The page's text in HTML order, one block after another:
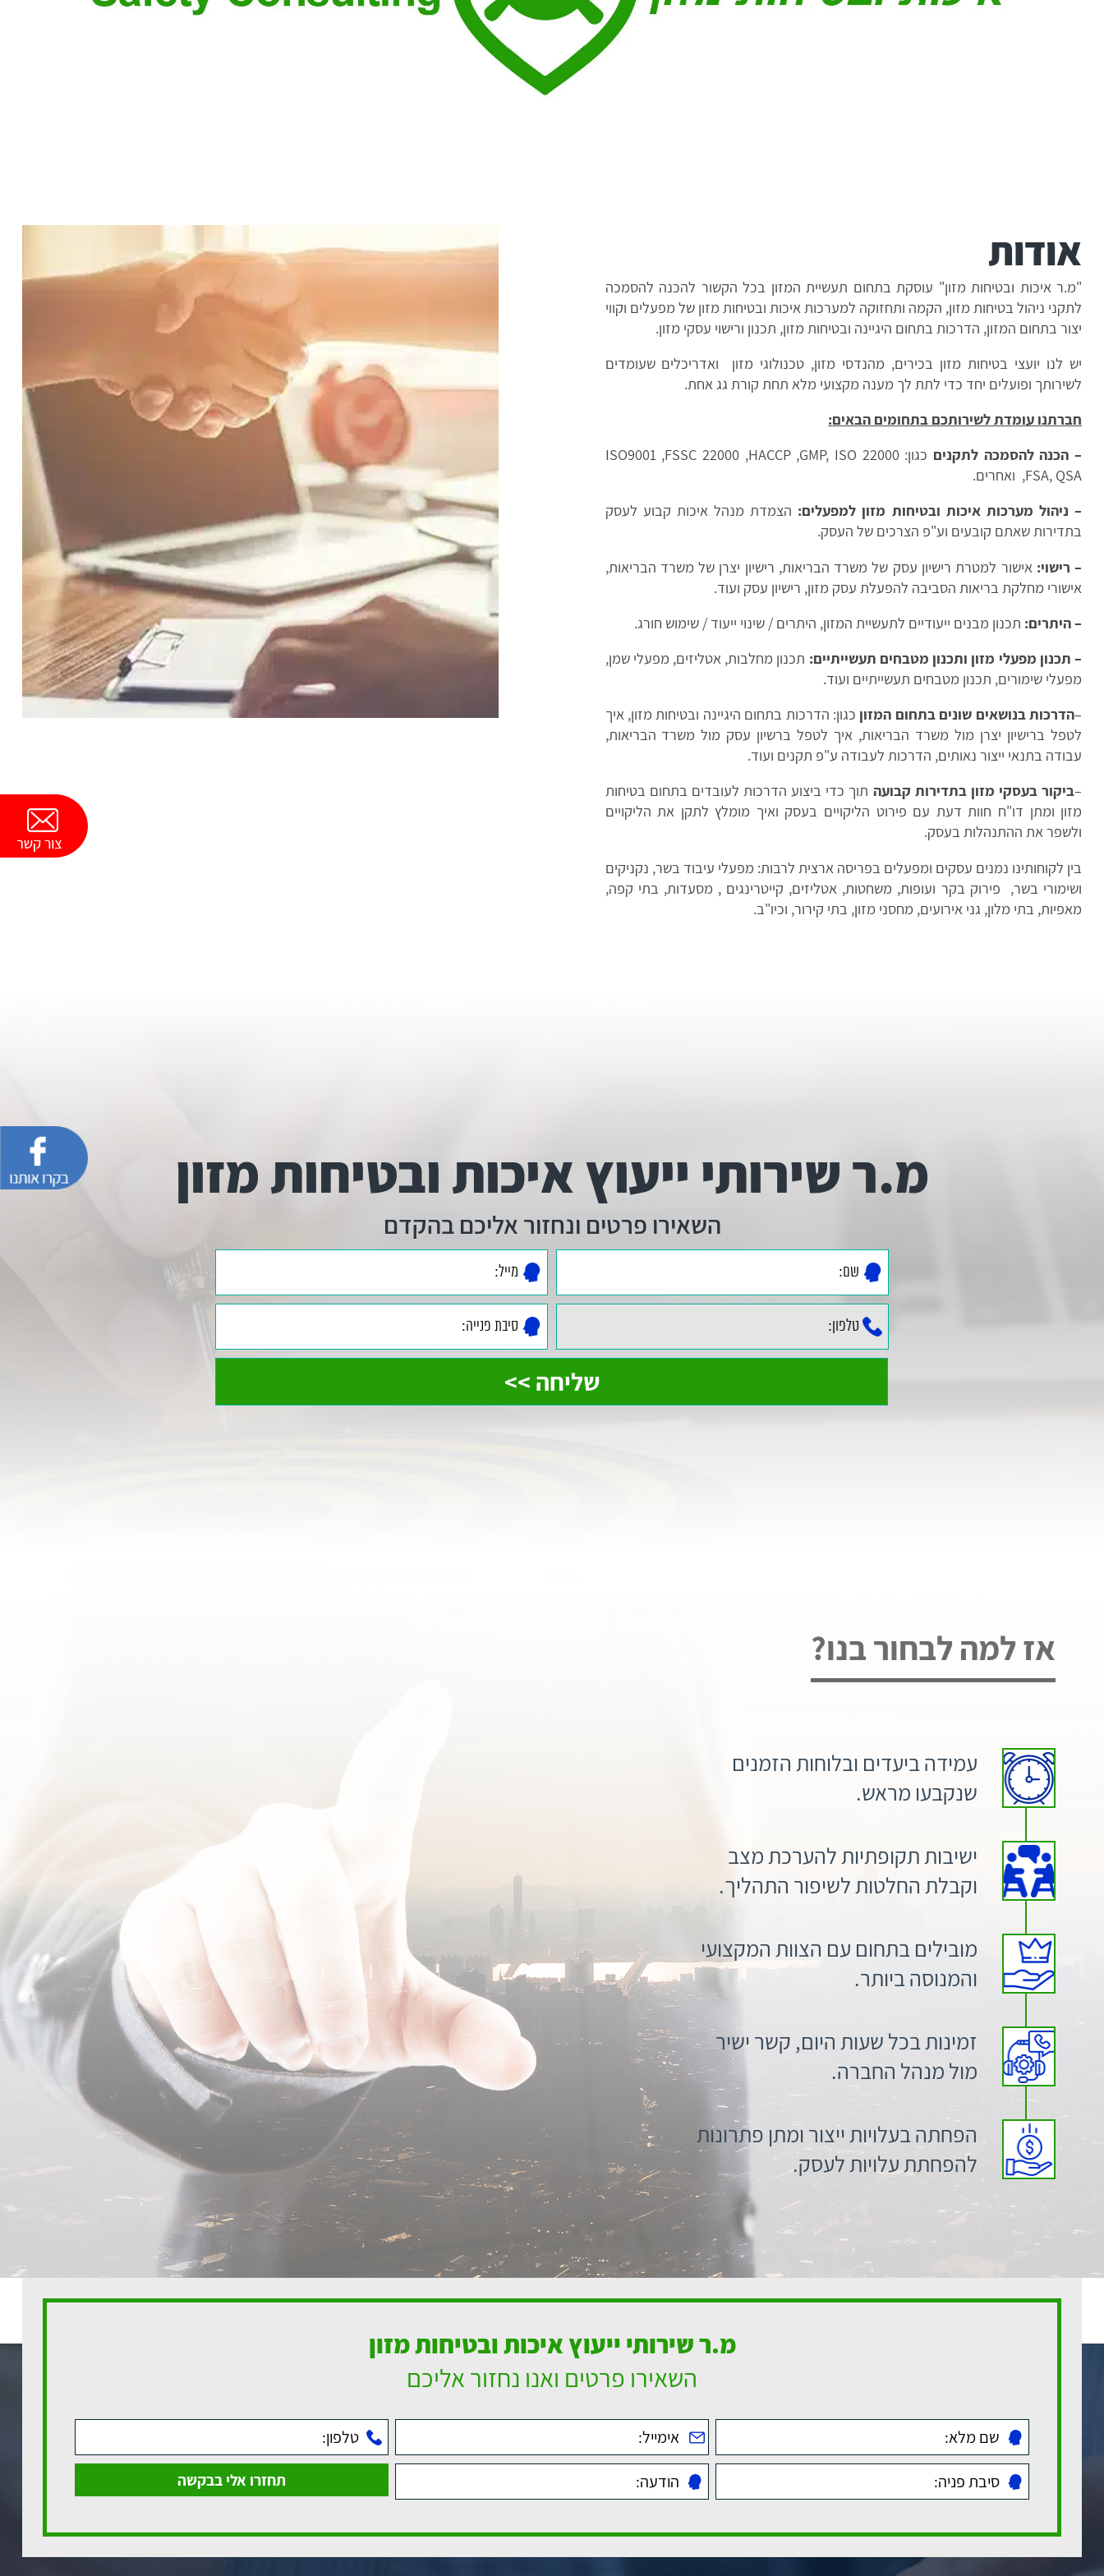
אודות
"מ.ר איכות ובטיחות מזון" עוסקת בתחום תעשיית המזון בכל הקשור להכנה להסמכה
לתקני ניהול בטיחות מזון, הקמה ותחזוקה למערכות איכות ובטיחות מזון של מפעלים וקווי
יצור בתחום המזון, הדרכות בתחום היגיינה ובטיחות מזון, תכנון ורישוי עסקי מזון.
יש לנו יועצי בטיחות מזון בכירים, מהנדסי מזון, טכנולוגי מזון ואדריכלים שעומדים
לשירותך ופועלים יחד כדי לתת לך מענה מקצועי מלא תחת קורת גג אחת.
חברתנו עומדת לשירותכם בתחומים הבאים:
– הכנה להסמכה לתקנים
כגון: ISO9001 ,FSSC 22000 ,HACCP ,GMP, ISO 22000
,FSA, QSA ואחרים.
– ניהול מערכות איכות ובטיחות מזון למפעלים: הצמדת מנהל איכות קבוע לעסק
בתדירות שאתם קובעים וע"פ הצרכים של העסק.
– רישוי: אישור למטרת רישיון עסק של משרד הבריאות, רישיון יצרן של משרד הבריאות,
אישורי מחלקת בריאות הסביבה להפעלת עסק מזון, רישיון עסק ועוד.
– היתרים: תכנון מבנים ייעודיים לתעשיית המזון, היתרים / שינוי ייעוד / שימוש חורג.
– תכנון מפעלי מזון ותכנון מטבחים תעשייתיים: תכנון מחלבות, אטליזים, מפעלי שמן,
מפעלי שימורים, תכנון מטבחים תעשייתיים ועוד.
–הדרכות בנושאים שונים בתחום המזון כגון: הדרכות בתחום היגיינה ובטיחות מזון, איך
לטפל ברישיון יצרן מול משרד הבריאות, איך לטפל ברשיון עסק מול משרד הבריאות,
עבודה בתנאי ייצור נאותים, הדרכות לעבודה ע"פ תקנים ועוד.
–ביקור בעסקי מזון בתדירות קבועה תוך כדי ביצוע הדרכות לעובדים בתחום בטיחות
מזון ומתן דו"ח חוות דעת עם פירוט הליקויים בעסק ואיך מומלץ לתקן את הליקויים
ולשפר את ההתנהלות בעסק.
בין לקוחותינו נמנים עסקים ומפעלים בפריסה ארצית לרבות: מפעלי עיבוד בשר, נקניקים
ושימורי בשר, פירוק בקר ועופות, משחטות, אטליזים, קייטרינגים , מסעדות, בתי קפה,
מאפיות, בתי מלון, גני אירועים, מחסני מזון, בתי קירור, וכיו"ב.
מ.ר שירותי ייעוץ איכות ובטיחות מזון
השאירו פרטים ונחזור אליכם בהקדם
אז למה לבחור בנו?
עמידה ביעדים ובלוחות הזמנים
שנקבעו מראש.
ישיבות תקופתיות להערכת מצב
וקבלת החלטות לשיפור התהליך.
מובילים בתחום עם הצוות המקצועי
והמנוסה ביותר.
זמינות בכל שעות היום, קשר ישיר
מול מנהל החברה.
הפחתה בעלויות ייצור ומתן פתרונות
להפחתת עלויות לעסק.
מ.ר שירותי ייעוץ איכות ובטיחות מזון
השאירו פרטים ואנו נחזור אליכם